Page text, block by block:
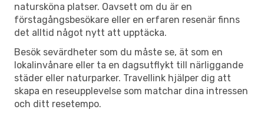
natursköna platser. Oavsett om du är en
förstagångsbesökare eller en erfaren resenär finns
det alltid något nytt att upptäcka.
Besök sevärdheter som du måste se, ät som en
lokalinvånare eller ta en dagsutflykt till närliggande
städer eller naturparker. Travellink hjälper dig att
skapa en reseupplevelse som matchar dina intressen
och ditt resetempo.